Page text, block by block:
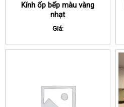
Kính ốp bếp màu vàng
nhạt
Giá: